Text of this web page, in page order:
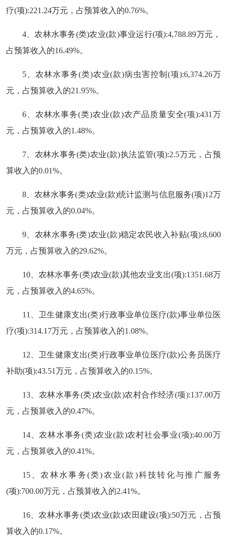
疗(项):221.24万元，占预算收入的0.76%。
4、农林水事务(类)农业(款)事业运行(项):4,788.89万元，
占预算收入的16.49%。
5、农林水事务(类)农业(款)病虫害控制(项):6,374.26万
元，占预算收入的21.95%。
6、农林水事务(类)农业(款)农产品质量安全(项):431万
元，占预算收入的1.48%。
7、农林水事务(类)农业(款)执法监管(项):2.5万元，占预
算收入的0.01%。
8、农林水事务(类)农业(款)统计监测与信息服务(项)12万
元，占预算收入的0.04%。
9、农林水事务(类)农业(款)稳定农民收入补贴(项):8,600
万元，占预算收入的29.62%。
10、农林水事务(类)农业(款)其他农业支出(项):1351.68万
元，占预算收入的4.65%。
11、卫生健康支出(类)行政事业单位医疗(款)事业单位医
疗(项):314.17万元，占预算收入的1.08%。
12、卫生健康支出(类)行政事业单位医疗(款)公务员医疗
补助(项):43.51万元，占预算收入的0.15%。
13、农林水事务(类)农业(款)农村合作经济(项):137.00万
元，占预算收入的0.47%。
14、农林水事务(类)农业(款)农村社会事业(项):40.00万
元，占预算收入的0.41%。
15、农林水事务(类)农业(款)科技转化与推广服务
(项):700.00万元，占预算收入的2.41%。
16、农林水事务(类)农业(款)农田建设(项):50万元，占预
算收入的0.17%。